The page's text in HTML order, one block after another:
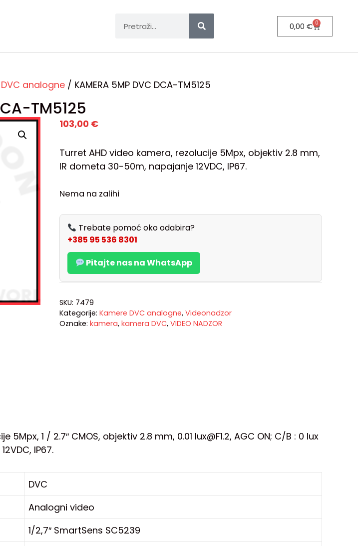
0,00€ 0
analogne / KAMERA 5MP DVC DCA-TM5125
TM5125
103,00 €
Turret AHD video kamera, rezolucije 5Mpx, objektiv 2.8 mm,
IR dometa 30-50m, napajanje 12VDC, IP67.
Nema na zalihi
Trebate pomoć oko odabira?
+385 95 536 8301
Pitajte nas na WhatsApp
SKU: 7479
Kategorije: Kamere DVC analogne, Videonadzor
Oznake: kamera, kamera DVC, VIDEO NADZOR
1 / 2.7″ CMOS, objektiv 2.8 mm, 0.01 lux@F1.2, AGC ON; C/B : 0 lux
IP67.
DVC
Analogni video
1/2,7″ SmartSens SC5239